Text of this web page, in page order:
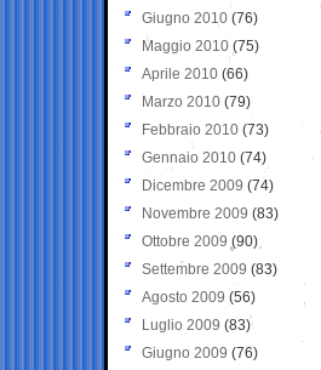
Giugno 2010 (76)
Maggio 2010 (75)
Aprile 2010 (66)
Marzo 2010 (79)
Febbraio 2010 (73)
Gennaio 2010 (74)
Dicembre 2009 (74)
Novembre 2009 (83)
Ottobre 2009 (90)
Settembre 2009 (83)
Agosto 2009 (56)
Luglio 2009 (83)
Giugno 2009 (76)